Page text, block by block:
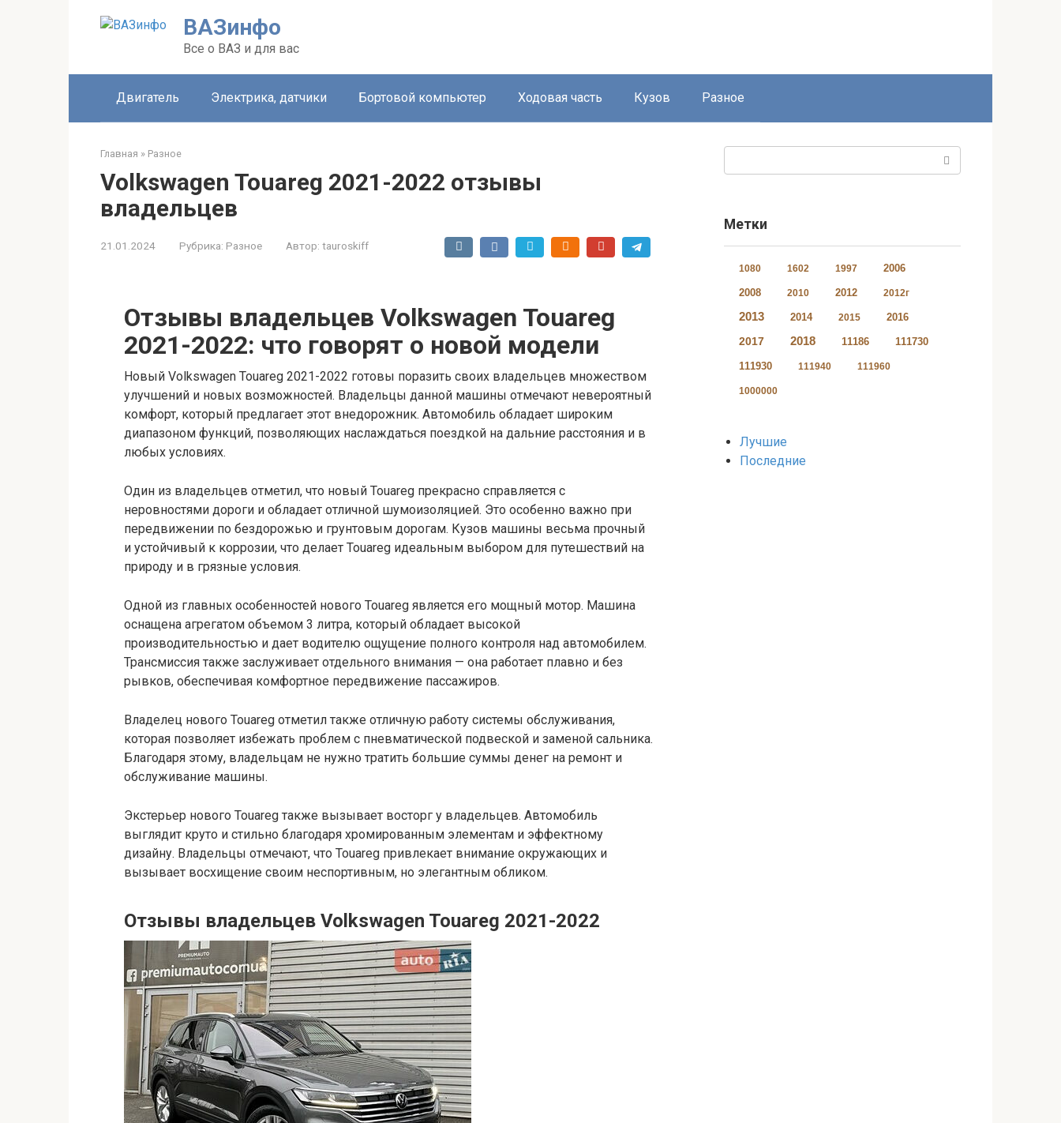
ВАЗинфо
Все о ВАЗ и для вас
Двигатель Электрика, датчики Бортовой компьютер Ходовая часть Кузов Разное
Главная » Разное
Volkswagen Touareg 2021-2022 отзывы
владельцев
21.01.2024 Рубрика: Разное Автор: tauroskiff
Отзывы владельцев Volkswagen Touareg
2021-2022: что говорят о новой модели
Новый Volkswagen Touareg 2021-2022 готовы поразить своих владельцев множеством
улучшений и новых возможностей. Владельцы данной машины отмечают невероятный
комфорт, который предлагает этот внедорожник. Автомобиль обладает широким
диапазоном функций, позволяющих наслаждаться поездкой на дальние расстояния и в
любых условиях.
Один из владельцев отметил, что новый Touareg прекрасно справляется с
неровностями дороги и обладает отличной шумоизоляцией. Это особенно важно при
передвижении по бездорожью и грунтовым дорогам. Кузов машины весьма прочный
и устойчивый к коррозии, что делает Touareg идеальным выбором для путешествий на
природу и в грязные условия.
Одной из главных особенностей нового Touareg является его мощный мотор. Машина
оснащена агрегатом объемом 3 литра, который обладает высокой
производительностью и дает водителю ощущение полного контроля над автомобилем.
Трансмиссия также заслуживает отдельного внимания — она работает плавно и без
рывков, обеспечивая комфортное передвижение пассажиров.
Владелец нового Touareg отметил также отличную работу системы обслуживания,
которая позволяет избежать проблем с пневматической подвеской и заменой сальника.
Благодаря этому, владельцам не нужно тратить большие суммы денег на ремонт и
обслуживание машины.
Экстерьер нового Touareg также вызывает восторг у владельцев. Автомобиль
выглядит круто и стильно благодаря хромированным элементам и эффектному
дизайну. Владельцы отмечают, что Touareg привлекает внимание окружающих и
вызывает восхищение своим неспортивным, но элегантным обликом.
Отзывы владельцев Volkswagen Touareg 2021-2022
Метки
1080 1602 1997 2006
2008 2010 2012 2012г
2013 2014 2015 2016
2017 2018 11186 111730
111930 111940 111960
1000000
Лучшие
Последние